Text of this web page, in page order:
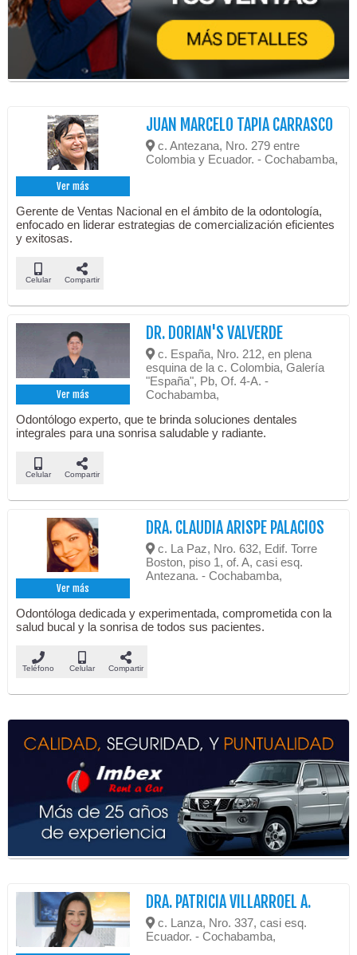
Ver más
JUAN MARCELO TAPIA CARRASCO
c. Antezana, Nro. 279 entre
Colombia y Ecuador. - Cochabamba,
Gerente de Ventas Nacional en el ámbito de la odontología,
enfocado en liderar estrategias de comercialización eficientes
y exitosas.
Celular Compartir
Ver más
DR. DORIAN'S VALVERDE
c. España, Nro. 212, en plena
esquina de la c. Colombia, Galería
"España", Pb, Of. 4-A. -
Cochabamba,
Odontólogo experto, que te brinda soluciones dentales
integrales para una sonrisa saludable y radiante.
Celular Compartir
Ver más
DRA. CLAUDIA ARISPE PALACIOS
c. La Paz, Nro. 632, Edif. Torre
Boston, piso 1, of. A, casi esq.
Antezana. - Cochabamba,
Odontóloga dedicada y experimentada, comprometida con la
salud bucal y la sonrisa de todos sus pacientes.
Teléfono Celular Compartir
DRA. PATRICIA VILLARROEL A.
c. Lanza, Nro. 337, casi esq.
Ecuador. - Cochabamba,